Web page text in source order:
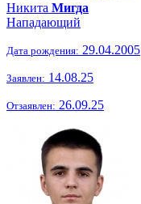
Никита Мигда
Нападающий
Дата рождения: 29.04.2005
Заявлен: 14.08.25
Отзаявлен: 26.09.25